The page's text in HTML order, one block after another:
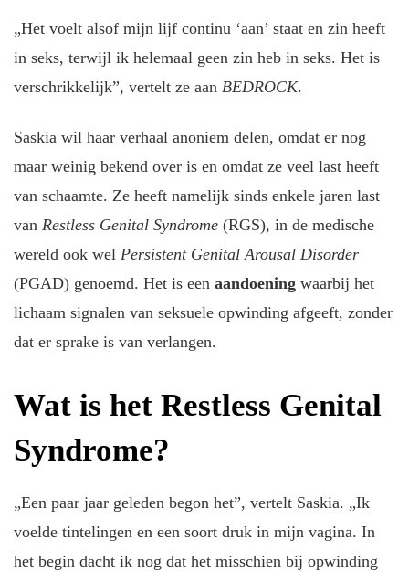
„Het voelt alsof mijn lijf continu ‘aan’ staat en zin heeft
in seks, terwijl ik helemaal geen zin heb in seks. Het is
verschrikkelijk”, vertelt ze aan BEDROCK.
Saskia wil haar verhaal anoniem delen, omdat er nog
maar weinig bekend over is en omdat ze veel last heeft
van schaamte. Ze heeft namelijk sinds enkele jaren last
van Restless Genital Syndrome(RGS), in de medische
wereld ook wel Persistent Genital Arousal Disorder
(PGAD) genoemd. Het is een aandoeningwaarbij het
lichaam signalen van seksuele opwinding afgeeft, zonder
dat er sprake is van verlangen.
Wat is het Restless Genital
Syndrome?
„Een paar jaar geleden begon het”, vertelt Saskia. „Ik
voelde tintelingen en een soort druk in mijn vagina. In
het begin dacht ik nog dat het misschien bij opwinding